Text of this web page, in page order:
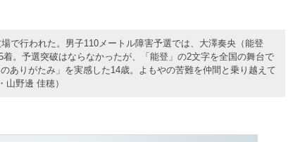
で行われた。男子110メートル障害予選では、大澤奏央（能登
。予選突破はならなかったが、「能登」の2文字を全国の舞台で
ありがたみ」を実感した14歳。よもやの苦難を仲間と乗り越えて
野邊 佳穂）